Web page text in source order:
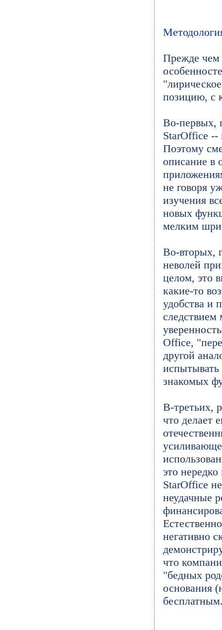
Прежде чем
позицию, с
Во-первых,
StarOffice --
Поэтому
описание в
не говоря
изучения
новых
мелким
Во-вторых,
неволей
целом, это
какие-то
удобства и
Office,
другой
знакомых
В-третьих,
что делает
это
StarOffice
неудачные
негативно
что
"бедных
основания